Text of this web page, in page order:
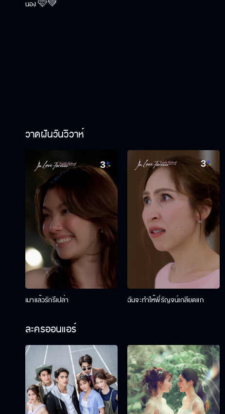
น้อง 🩷💚
วาดฝันวันวิวาห์
เมาแล้วรักรึเปล่า ฉันจะทำให้พี่รัญจน์เกลียดแก
ละครออนแอร์